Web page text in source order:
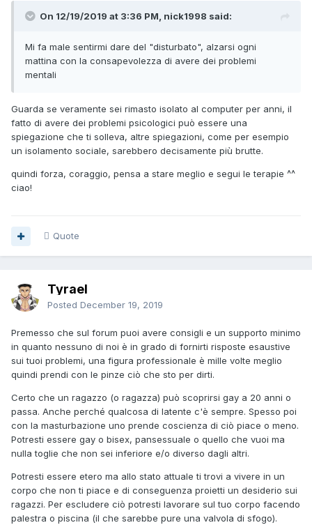
On 12/19/2019 at 3:36 PM, nick1998 said:
Mi fa male sentirmi dare del "disturbato", alzarsi ogni
mattina con la consapevolezza di avere dei problemi
mentali
Guarda se veramente sei rimasto isolato al computer per anni, il
fatto di avere dei problemi psicologici può essere una
spiegazione che ti solleva, altre spiegazioni, come per esempio
un isolamento sociale, sarebbero decisamente più brutte.
quindi forza, coraggio, pensa a stare meglio e segui le terapie ^^
ciao!
Quote
Tyrael
Posted December 19, 2019
Premesso che sul forum puoi avere consigli e un supporto minimo
in quanto nessuno di noi è in grado di fornirti risposte esaustive
sui tuoi problemi, una figura professionale è mille volte meglio
quindi prendi con le pinze ciò che sto per dirti.
Certo che un ragazzo (o ragazza) può scoprirsi gay a 20 anni o
passa. Anche perché qualcosa di latente c'è sempre. Spesso poi
con la masturbazione uno prende coscienza di ciò piace o meno.
Potresti essere gay o bisex, pansessuale o quello che vuoi ma
nulla toglie che non sei inferiore e/o diverso dagli altri.
Potresti essere etero ma allo stato attuale ti trovi a vivere in un
corpo che non ti piace e di conseguenza proietti un desiderio sui
ragazzi. Per escludere ciò potresti lavorare sul tuo corpo facendo
palestra o piscina (il che sarebbe pure una valvola di sfogo).